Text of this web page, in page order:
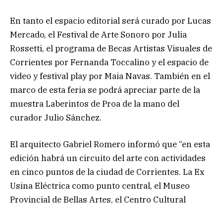
En tanto el espacio editorial será curado por Lucas
Mercado, el Festival de Arte Sonoro por Julia
Rossetti, el programa de Becas Artistas Visuales de
Corrientes por Fernanda Toccalino y el espacio de
video y festival play por Maia Navas. También en el
marco de esta feria se podrá apreciar parte de la
muestra Laberintos de Proa de la mano del
curador Julio Sánchez.
El arquitecto Gabriel Romero informó que “en esta
edición habrá un circuito del arte con actividades
en cinco puntos de la ciudad de Corrientes. La Ex
Usina Eléctrica como punto central, el Museo
Provincial de Bellas Artes, el Centro Cultural